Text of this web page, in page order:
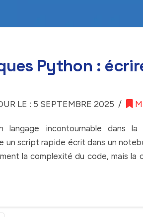
Python :
LE : 5 SEPTEMBRE 2025
langage incontournable dans
un script rapide écrit dans un
la complexité du code, mais